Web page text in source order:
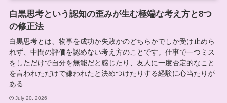
白黒思考という認知の歪みが生む極端な考え方と8つ
の修正法
白黒思考とは、物事を成功か失敗かのどちらかでしか受け止めら
れず、中間の評価を認めない考え方のことです。仕事で一つミス
をしただけで自分を無能だと感じたり、友人に一度否定的なこと
を言われただけで嫌われたと決めつけたりする経験に心当たりが
ある...
July 20, 2026